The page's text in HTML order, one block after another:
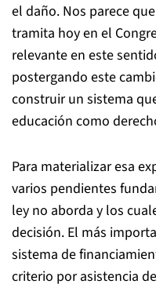
el daño. Nos parece que
tramita hoy en el
relevante en este
postergando este
construir un sistema
educación como
Para materializar esa
varios pendientes
ley no aborda y los
decisión. El más
sistema de
criterio por asistencia